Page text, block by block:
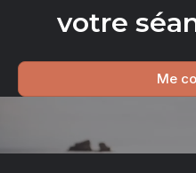
votre
Me